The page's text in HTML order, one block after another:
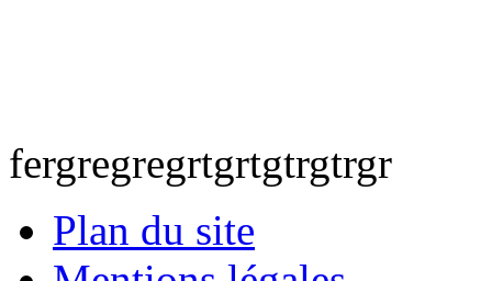
fergregregrtgrtgtrgtrgr
Plan du site